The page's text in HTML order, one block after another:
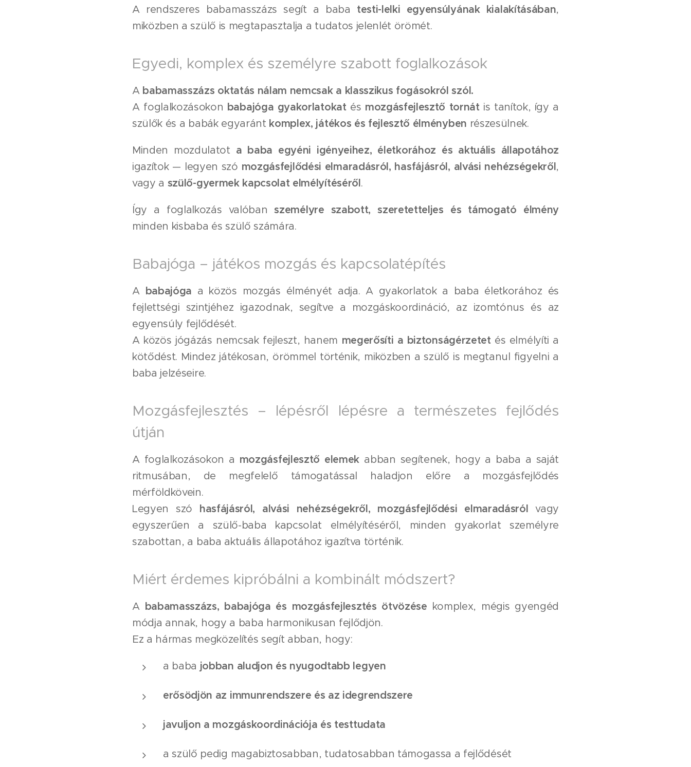
A rendszeres babamasszázs segít a baba testi-lelki egyensúlyának kialakításában,
miközben a szülő is megtapasztalja a tudatos jelenlét örömét.
Egyedi, komplex és személyre szabott foglalkozások 💕
A babamasszázs oktatás nálam nemcsak a klasszikus fogásokról szól.
A foglalkozásokon babajóga gyakorlatokatés mozgásfejlesztő tornátis tanítok, így a
szülők és a babák egyaránt komplex, játékos és fejlesztő élményben részesülnek.
Minden mozdulatot a baba egyéni igényeihez, életkorához és aktuális állapotához
igazítok — legyen szó mozgásfejlődési elmaradásról, hasfájásról, alvási nehézségekről,
vagy a szülő-gyermek kapcsolat elmélyítéséről.
Így a foglalkozás valóbanszemélyre szabott, szeretetteljes és támogató élmény
minden kisbaba és szülő számára.
Babajóga – játékos mozgás és kapcsolatépítés
A babajóga a közös mozgás élményét adja. A gyakorlatok a baba életkorához és
fejlettségi szintjéhez igazodnak, segítve a mozgáskoordináció, az izomtónus és az
egyensúly fejlődését.
A közös jógázás nemcsak fejleszt, hanem megerősíti a biztonságérzetetés elmélyíti a
kötődést. Mindez játékosan, örömmel történik, miközben a szülő is megtanul figyelni a
baba jelzéseire.
Mozgásfejlesztés – lépésről lépésre a természetes fejlődés
útján
A foglalkozásokon a mozgásfejlesztő elemek abban segítenek, hogy a baba a saját
ritmusában, de megfelelő támogatással haladjon előre a mozgásfejlődés
mérföldkövein.
Legyen szó hasfájásról, alvási nehézségekről, mozgásfejlődési elmaradásról vagy
egyszerűen a szülő-baba kapcsolat elmélyítéséről, minden gyakorlat személyre
szabottan, a baba aktuális állapotához igazítva történik.
Miért érdemes kipróbálni a kombinált módszert?
A babamasszázs, babajóga és mozgásfejlesztés ötvözése komplex, mégis gyengéd
módja annak, hogy a baba harmonikusan fejlődjön.
Ez a hármas megközelítés segít abban, hogy:
a baba jobban aludjon és nyugodtabb legyen
erősödjön az immunrendszere és az idegrendszere
javuljon a mozgáskoordinációja és testtudata
a szülő pedig magabiztosabban, tudatosabban támogassa a fejlődését